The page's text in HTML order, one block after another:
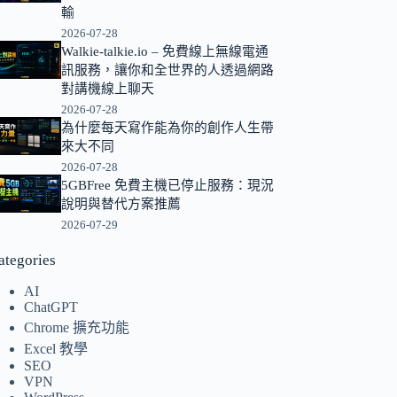
輸
2026-07-28
Walkie-talkie.io – 免費線上無線電通
訊服務，讓你和全世界的人透過網路
對講機線上聊天
2026-07-28
為什麼每天寫作能為你的創作人生帶
來大不同
2026-07-28
5GBFree 免費主機已停止服務：現況
說明與替代方案推薦
2026-07-29
AI
ChatGPT
Chrome 擴充功能
Excel 教學
SEO
VPN